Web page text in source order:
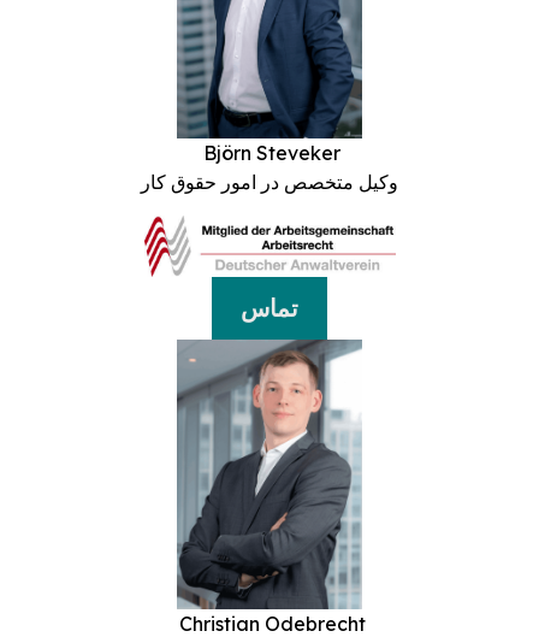
Björn Steveker
وکیل متخصص در امور حقوق کار
تماس
Christian Odebrecht